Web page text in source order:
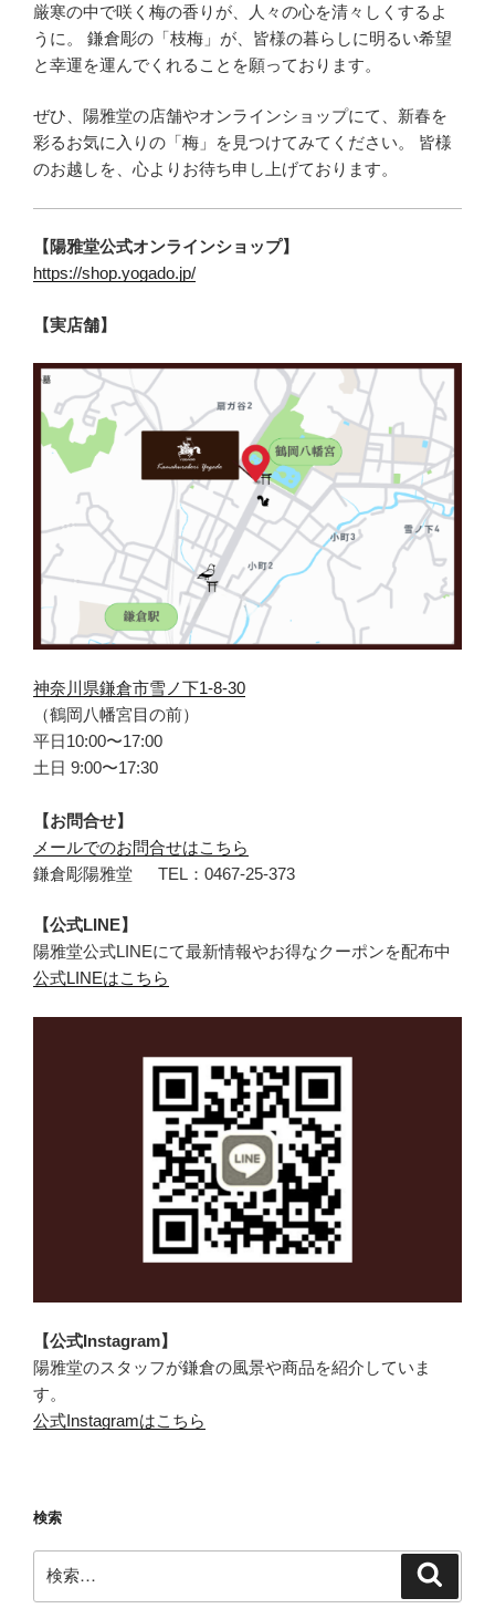
厳寒の中で咲く梅の香りが、人々の心を清々しくするよ
うに。 鎌倉彫の「枝梅」が、皆様の暮らしに明るい希望
と幸運を運んでくれることを願っております。
ぜひ、陽雅堂の店舗やオンラインショップにて、新春を
彩るお気に入りの「梅」を見つけてみてください。 皆様
のお越しを、心よりお待ち申し上げております。
【陽雅堂公式オンラインショップ】
https://shop.yogado.jp/
【実店舗】
神奈川県鎌倉市雪ノ下1-8-30
（鶴岡八幡宮目の前）
平日10:00〜17:00
土日 9:00〜17:30
【お問合せ】
メールでのお問合せはこちら
鎌倉彫陽雅堂 TEL：0467‐25‐373
【公式LINE】
陽雅堂公式LINEにて最新情報やお得なクーポンを配布中
公式LINEはこちら
【公式Instagram】
陽雅堂のスタッフが鎌倉の風景や商品を紹介していま
す。
公式Instagramはこちら
検索
索: